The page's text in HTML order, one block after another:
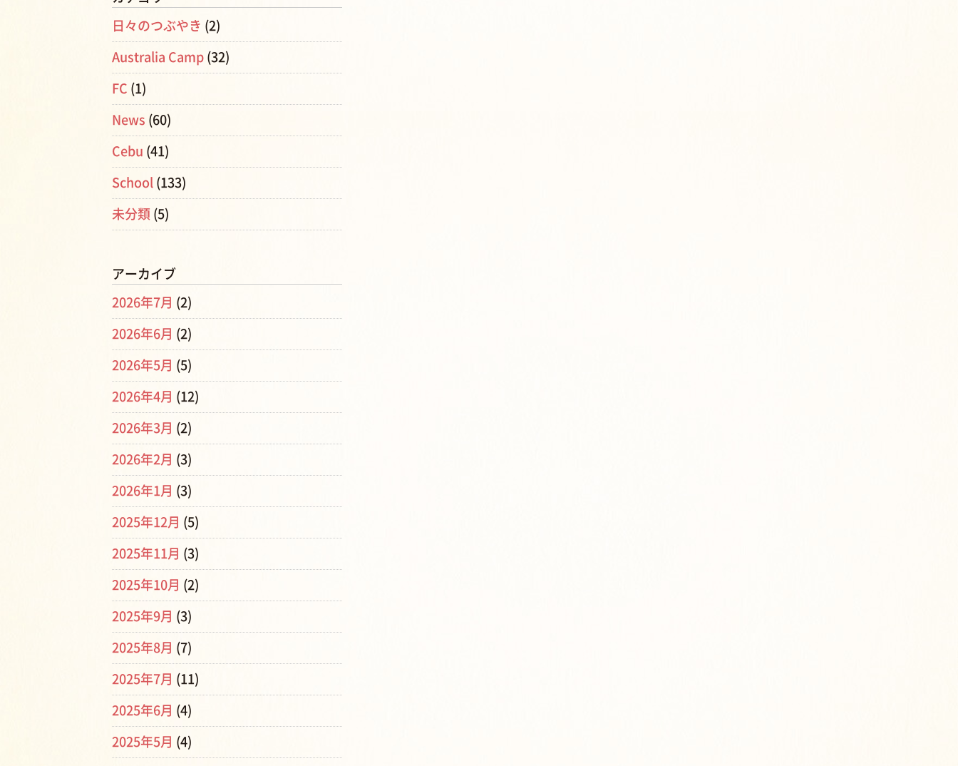
日々のつぶやき (2)
Australia Camp (32)
FC (1)
News (60)
Cebu (41)
School (133)
未分類 (5)
アーカイブ
2026年7月 (2)
2026年6月 (2)
2026年5月 (5)
2026年4月 (12)
2026年3月 (2)
2026年2月 (3)
2026年1月 (3)
2025年12月 (5)
2025年11月 (3)
2025年10月 (2)
2025年9月 (3)
2025年8月 (7)
2025年7月 (11)
2025年6月 (4)
2025年5月 (4)